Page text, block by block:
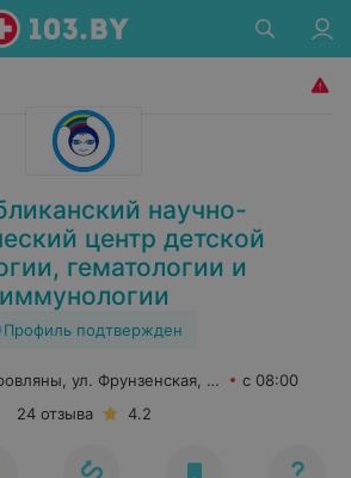
научно-
центр детской
гематологии и
иммунологии
Профиль подтвержден
ул. Фрунзенская, 43
с 08:00
24 отзыва
4.2